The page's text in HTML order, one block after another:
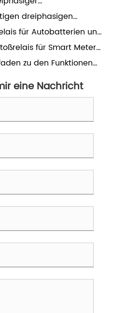
dreiphasigen
eine zuverlässige
für Autobatterien und
Fahrzeugstromsysteme
für Smart Meter
unverzichtbar?
zu den Funktionen
eine Nachricht